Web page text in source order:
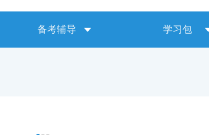
备考辅导 学习包